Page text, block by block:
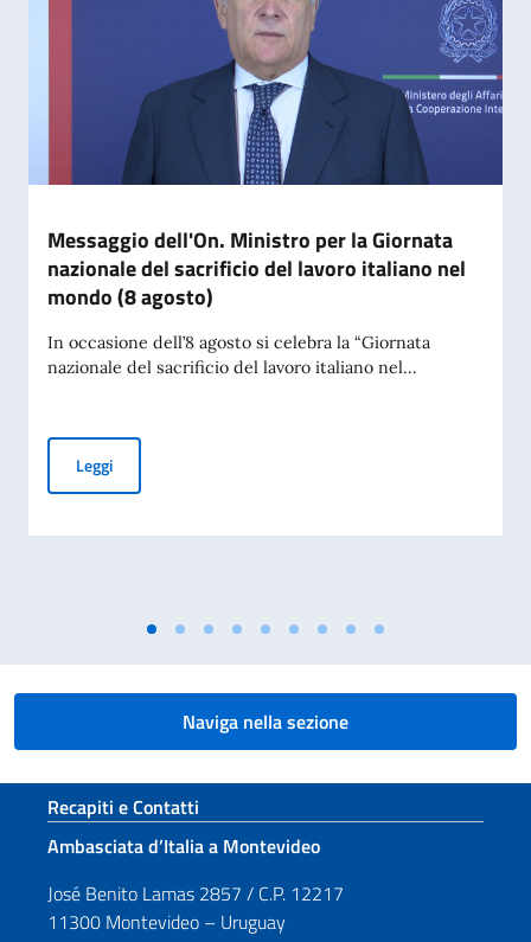
Messaggio dell'On. Ministro per la Giornata
nazionale del sacrificio del lavoro italiano nel
mondo (8 agosto)
In occasione dell’8 agosto si celebra la “Giornata
nazionale del sacrificio del lavoro italiano nel...
LeggiMessaggio dell'On. Ministro per la Giornata nazionale del
Naviga nella sezione
Sezione footer
Recapiti e Contatti
Ambasciata d’Italia a Montevideo
José Benito Lamas 2857 / C.P. 12217
11300 Montevideo – Uruguay